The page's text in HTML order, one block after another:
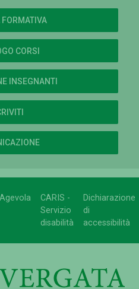
FORMATIVA
CORSI
INSEGNANTI
Agevola
CARIS -
Servizio
disabilità
Dichiarazione
di
accessibilità